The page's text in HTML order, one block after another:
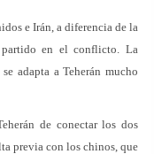
e Irán, a diferencia de la
en el conflicto. La
adapta a Teherán mucho
de conectar los dos
previa con los chinos, que